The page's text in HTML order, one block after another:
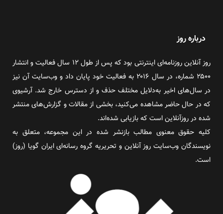
درباره روز
روز آنلاین روزنامه‌ای اینترنتی بود که پس از طول ۱۲ سال فعالیت و انتشار
۲۵۰۰ شماره، در سال ۲۰۱۶ به فعالیت خود پایان داد و وب‌سایت آن نیز
در سال‌های اخیر به‌دلایل مختلف حذف و از دسترس خارج شد. آرشیوی
که در حال حاضر مشاهده می‌کنید، بخشی از مقالات و گزارش‌های منتشر
شده در روزآنلاین است که بازیابی شده‌اند.
کلیه حقوق معنوی مطالب بازنشر شده در این مجموعه، متعلق به
نویسندگان وب‌سایت روز آنلاین و تحریریه گروه رسانه‌ای ایران گویا (روز)
است.